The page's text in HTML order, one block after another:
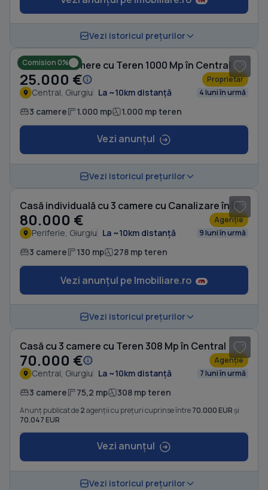
Vezi istoricul prețurilor
Comision 0%
Casă cu 3 camere cu Teren 1000 Mp în Central
25.000 € Proprietar
Central, Giurgiu La ~10km distanță 4 luni în urmă
3 camere 1.000 mp 1.000 mp teren
Vezi anunțul
Vezi istoricul prețurilor
Casă individuală cu 3 camere cu Canalizare în Periferie
80.000 € Agenție
Periferie, Giurgiu La ~10km distanță 9 luni în urmă
3 camere 130 mp 278 mp teren
Vezi anunțul pe Imobiliare.ro
Vezi istoricul prețurilor
Casă cu 3 camere cu Teren 308 Mp în Central
70.000 € Agenție
Central, Giurgiu La ~10km distanță 7 luni în urmă
3 camere 75,2 mp 308 mp teren
Anunț publicat de2agenții cu prețuri cuprinse între70.000 EURși
70.047 EUR
Vezi anunțul
Vezi istoricul prețurilor